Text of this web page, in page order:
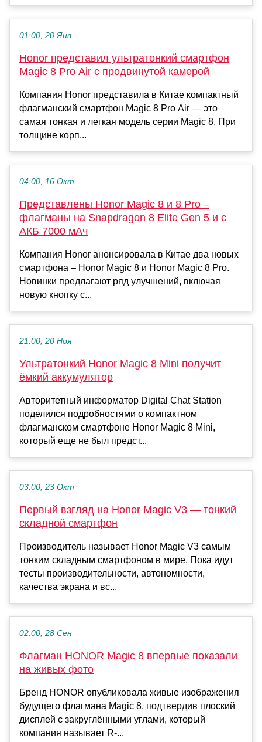
01:00, 20 Янв
Honor представил ультратонкий смартфон
Magic 8 Pro Air с продвинутой камерой
Компания Honor представила в Китае компактный
флагманский смартфон Magic 8 Pro Air — это
самая тонкая и легкая модель серии Magic 8. При
толщине корп...
04:00, 16 Окт
Представлены Honor Magic 8 и 8 Pro –
флагманы на Snapdragon 8 Elite Gen 5 и с
АКБ 7000 мАч
Компания Honor анонсировала в Китае два новых
смартфона – Honor Magic 8 и Honor Magic 8 Pro.
Новинки предлагают ряд улучшений, включая
новую кнопку с...
21:00, 20 Ноя
Ультратонкий Honor Magic 8 Mini получит
ёмкий аккумулятор
Авторитетный информатор Digital Chat Station
поделился подробностями о компактном
флагманском смартфоне Honor Magic 8 Mini,
который еще не был предст...
03:00, 23 Окт
Первый взгляд на Honor Magic V3 — тонкий
складной смартфон
Производитель называет Honor Magic V3 самым
тонким складным смартфоном в мире. Пока идут
тесты производительности, автономности,
качества экрана и вс...
02:00, 28 Сен
Флагман HONOR Magic 8 впервые показали
на живых фото
Бренд HONOR опубликовала живые изображения
будущего флагмана Magic 8, подтвердив плоский
дисплей с закруглёнными углами, который
компания называет R-...